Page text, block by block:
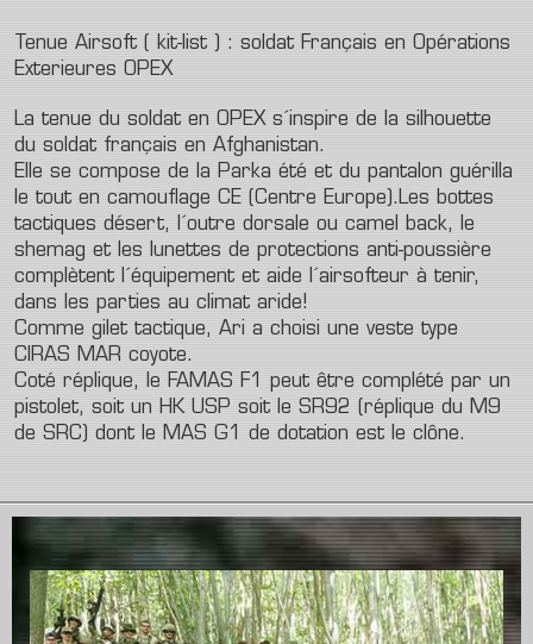
Tenue Airsoft ( kit-list ) : soldat Français en Opérations
Exterieures OPEX
La tenue du soldat en OPEX s´inspire de la silhouette
du soldat français en Afghanistan.
Elle se compose de la Parka été et du pantalon guérilla
le tout en camouflage CE (Centre Europe).Les bottes
tactiques désert, l´outre dorsale ou camel back, le
shemag et les lunettes de protections anti-poussière
complètent l´équipement et aide l´airsofteur à tenir,
dans les parties au climat aride!
Comme gilet tactique, Ari a choisi une veste type
CIRAS MAR coyote.
Coté réplique, le FAMAS F1 peut être complété par un
pistolet, soit un HK USP soit le SR92 (réplique du M9
de SRC) dont le MAS G1 de dotation est le clône.